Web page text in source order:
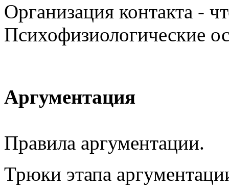
Организация контакта -
Психофизиологические
Аргументация
Правила аргументации.
Трюки этапа